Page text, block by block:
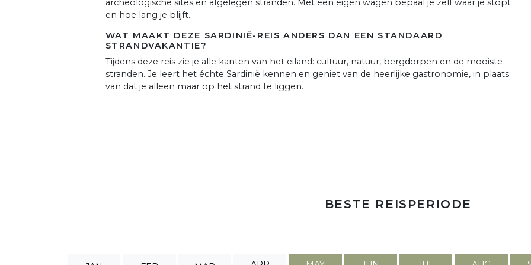
archeologische sites en afgelegen stranden. Met een eigen wagen bepaal je zelf waar je stopt
en hoe lang je blijft.
WAT MAAKT DEZE SARDINIË-REIS ANDERS DAN EEN STANDAARD
STRANDVAKANTIE?
Tijdens deze reis zie je alle kanten van het eiland: cultuur, natuur, bergdorpen en de mooiste
stranden. Je leert het échte Sardinië kennen en geniet van de heerlijke gastronomie, in plaats
van dat je alleen maar op het strand te liggen.
BESTE REISPERIODE